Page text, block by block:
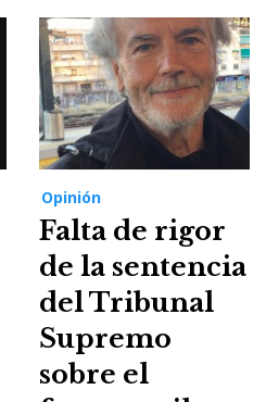
Opinión
Falta de rigor
de la sentencia
del Tribunal
Supremo
sobre el